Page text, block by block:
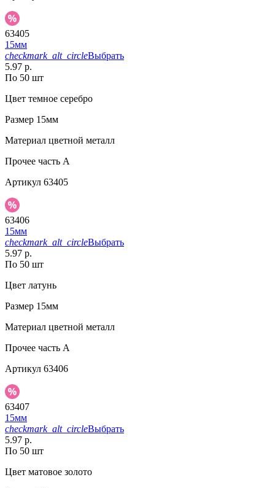
63405
15мм
checkmark_alt_circleВыбрать
5.97 р.
По 50 шт
Цвет темное серебро
Размер 15мм
Материал цветной металл
Прочее часть A
Артикул 63405
63406
15мм
checkmark_alt_circleВыбрать
5.97 р.
По 50 шт
Цвет латунь
Размер 15мм
Материал цветной металл
Прочее часть A
Артикул 63406
63407
15мм
checkmark_alt_circleВыбрать
5.97 р.
По 50 шт
Цвет матовое золото